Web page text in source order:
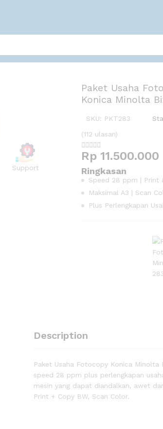
Support
Paket Usaha
Konica Minolta
SKU: PKT283
(112 ulasan)

Rp 11.500.000
Ringkasan
Speed 28 ppm | Print
Maksimal A3 | Scan
Plus Perlengkapan
Description
Paket Usaha Fotocopy Konica Minolta
speed 28 ppm plus perlengkapan
mesin yang dapat diandalkan, awet
Print + Copy BW, Scan Color.